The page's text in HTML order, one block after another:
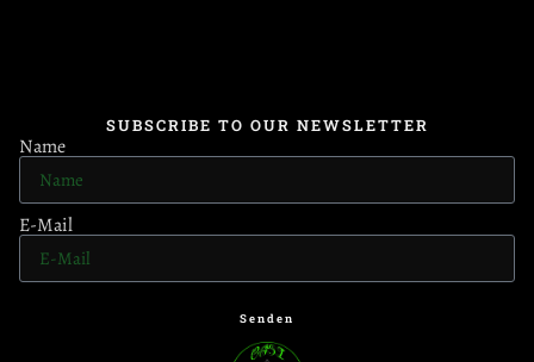
SUBSCRIBE TO OUR NEWSLETTER
Name
E-Mail
Senden